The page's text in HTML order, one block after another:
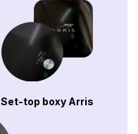
Set-top boxy Arris